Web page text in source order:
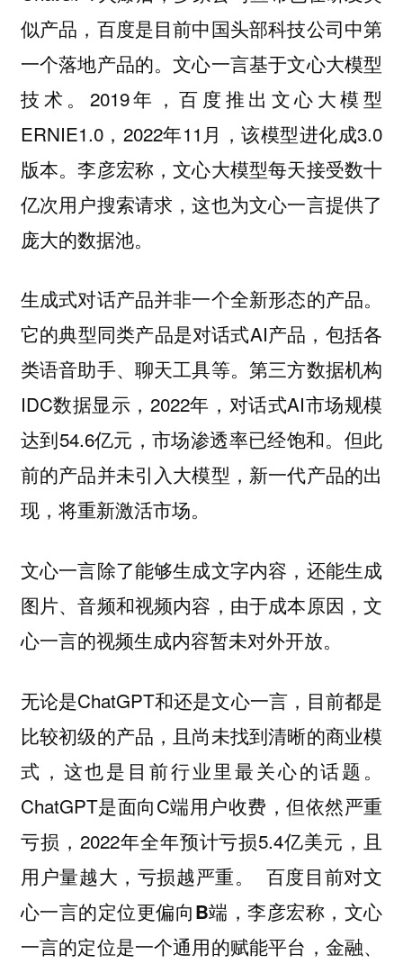
似产品，百度是目前中国头部科技公司中第
一个落地产品的。文心一言基于文心大模型
技术。2019年，百度推出文心大模型
ERNIE1.0，2022年11月，该模型进化成3.0
版本。李彦宏称，文心大模型每天接受数十
亿次用户搜索请求，这也为文心一言提供了
庞大的数据池。
生成式对话产品并非一个全新形态的产品。
它的典型同类产品是对话式AI产品，包括各
类语音助手、聊天工具等。第三方数据机构
IDC数据显示，2022年，对话式AI市场规模
达到54.6亿元，市场渗透率已经饱和。但此
前的产品并未引入大模型，新一代产品的出
现，将重新激活市场。
文心一言除了能够生成文字内容，还能生成
图片、音频和视频内容，由于成本原因，文
心一言的视频生成内容暂未对外开放。
无论是ChatGPT和还是文心一言，目前都是
比较初级的产品，且尚未找到清晰的商业模
式，这也是目前行业里最关心的话题。
ChatGPT是面向C端用户收费，但依然严重
亏损，2022年全年预计亏损5.4亿美元，且
用户量越大，亏损越严重。 百度目前对文
心一言的定位更偏向B端，李彦宏称，文心
一言的定位是一个通用的赋能平台，金融、